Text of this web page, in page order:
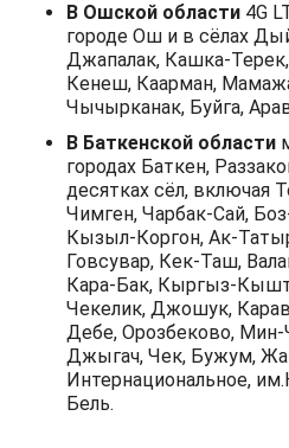
В Ошской области 4G
городе Ош и в сёлах
Джапалак, Кашка-
Кенеш, Каарман,
Чычырканак, Буйга,
В Баткенской области
городах Баткен,
десятках сёл, включая
Чимген, Чарбак-Сай,
Кызыл-Коргон, Ак-
Говсувар, Кек-Таш,
Кара-Бак, Кыргыз-
Чекелик, Джошук,
Дебе, Орозбеково,
Джыгач, Чек, Бужум,
Интернациональное,
Бель.